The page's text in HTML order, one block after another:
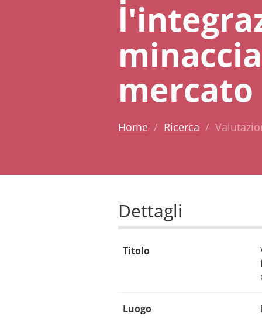
Home Ricerca
Dettagli
Titolo
Luogo